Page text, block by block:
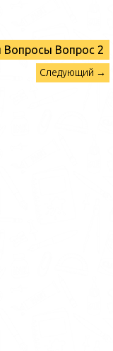
Вопросы Вопрос 2
Следующий →